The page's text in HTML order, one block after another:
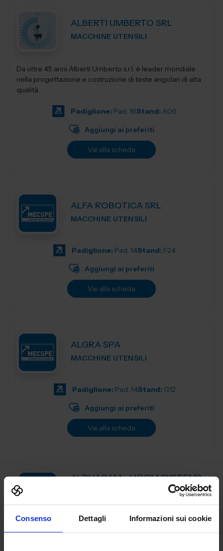
Consenso Dettagli Informazioni sui cookie
ALBERTI UMBERTO SRL
MACCHINE UTENSILI
Da oltre 45 anni Alberti Umberto s.r.l. è leader mondiale
nella progettazione e costruzione di teste angolari di alta
qualità
Padiglione: Pad. 16Stand: A06
Aggiungi ai preferiti
Vai alla scheda
ALFA ROBOTICA SRL
MACCHINE UTENSILI
Padiglione: Pad. 14Stand: F24
Aggiungi ai preferiti
Vai alla scheda
ALGRA SPA
MACCHINE UTENSILI
Padiglione: Pad. 14Stand: G12
Aggiungi ai preferiti
Vai alla scheda
ALPHACAM - LICOM SYSTEMS
MACCHINE UTENSILI
ALPHACAM è il CAD-CAM distribuito da Licom Systems . E'